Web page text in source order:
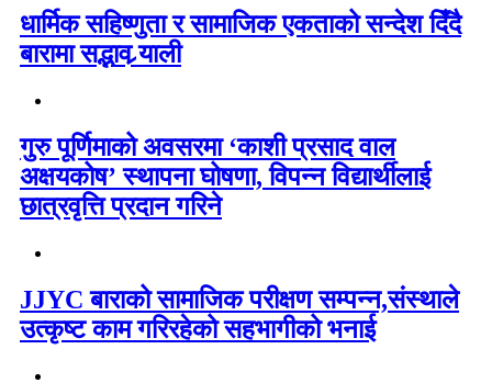
धार्मिक सहिष्णुता र सामाजिक एकताको सन्देश दिँदै
बारामा सद्भाव र्‍याली
गुरु पूर्णिमाको अवसरमा ‘काशी प्रसाद वाल
अक्षयकोष’ स्थापना घोषणा, विपन्न विद्यार्थीलाई
छात्रवृत्ति प्रदान गरिने
JJYC बाराको सामाजिक परीक्षण सम्पन्न,संस्थाले
उत्कृष्ट काम गरिरहेको सहभागीको भनाई